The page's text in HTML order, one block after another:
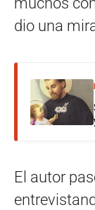
dio una
El autor